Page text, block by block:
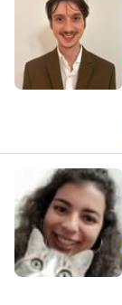
I
M